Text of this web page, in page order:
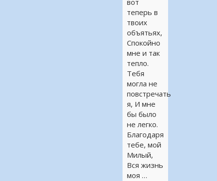
вот
теперь в
твоих
объятьях,
Спокойно
мне и так
тепло.
Тебя
могла не
повстречать
я, И мне
бы было
не легко.
Благодаря
тебе, мой
Милый,
Вся жизнь
моя …